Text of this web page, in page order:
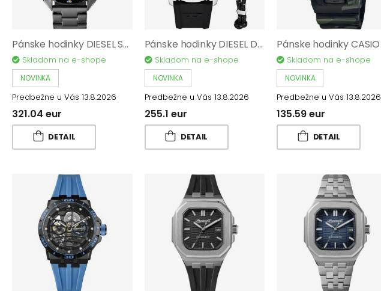
Pánske hodinky DIESEL Spiked DZ4669
Skladom na e-shope
NOVINKA
Predbežne u Vás 13.8.2026
321.04 eur
DETAIL
Pánske hodinky DIESEL DZ4700SET
Skladom na e-shope
NOVINKA
Predbežne u Vás 13.8.2026
255.1 eur
DETAIL
Skladom na e-shope
NOVINKA
Predbežne u Vás 13.8.2026
135.59 eur
DETAIL